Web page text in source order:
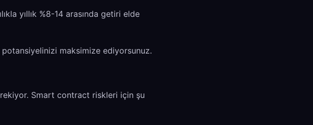
yıllık %8-14 arasında getiri elde
maksimize ediyorsunuz.
Smart contract riskleri için şu